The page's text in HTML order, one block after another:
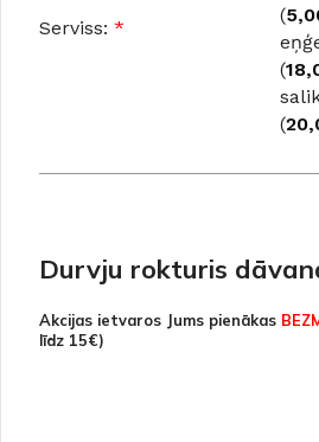
Serviss: *
(
(
(
Durvju rokturis
Akcijas ietvaros Jums pienākas
līdz 15€)